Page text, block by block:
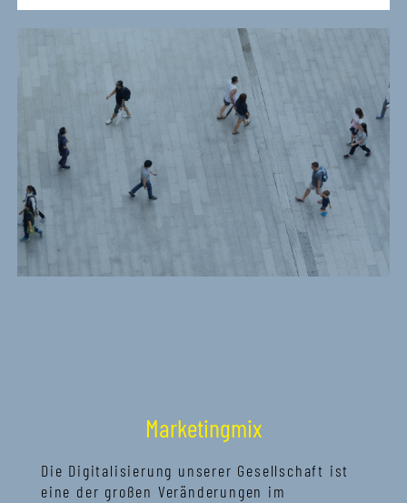
Marketingmix
Die Digitalisierung unserer Gesellschaft ist
eine der großen Veränderungen im